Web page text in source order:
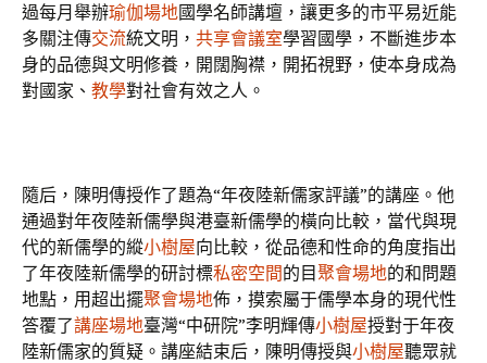
過每月舉辦瑜伽場地國學名師講壇，讓更多的市平易近能
多關注傳交流統文明， 共享會議室學習國學，不斷進步本
身的品德與文明修養，開闊胸襟，開拓視野，使本身成為
對國家、 教學對社會有效之人。
隨后，陳明傳授作了題為“年夜陸新儒家評議”的講座。他
通過對年夜陸新儒學與港臺新儒學的橫向比較，當代與現
代的新儒學的縱小樹屋向比較，從品德和性命的角度指出
了年夜陸新儒學的研討標私密空間的目聚會場地的和問題
地點，用超出擺聚會場地佈，摸索屬于儒學本身的現代性
答覆了講座場地臺灣“中研院”李明輝傳小樹屋授對于年夜
陸新儒家的質疑。講座結束后，陳明傳授與小樹屋聽眾就